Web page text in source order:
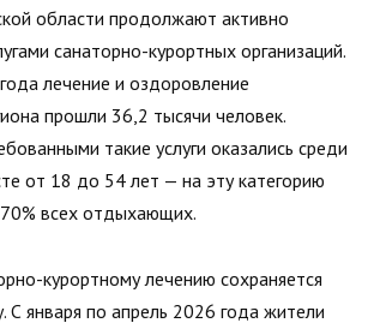
области продолжают активно
санаторно-курортных организаций.
лечение и оздоровление
прошли 36,2 тысячи человек.
такие услуги оказались среди
от 18 до 54 лет — на эту категорию
всех отдыхающих.
курортному лечению сохраняется
С января по апрель 2026 года жители